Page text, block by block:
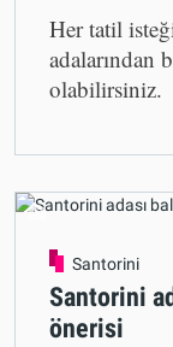
Her tatil
adalarından
olabilirsiniz.
Santorini
Santorini
önerisi